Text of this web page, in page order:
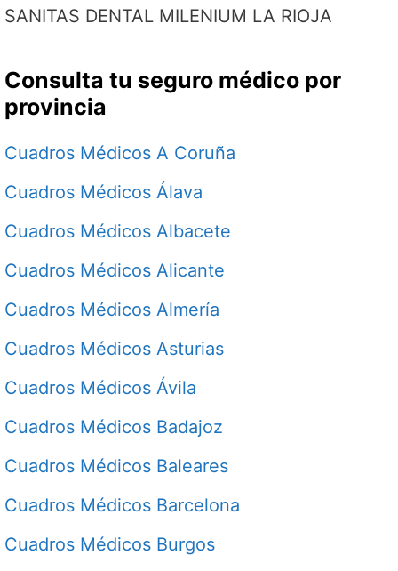
SANITAS DENTAL MILENIUM LA RIOJA
Consulta tu seguro médico por
provincia
Cuadros Médicos A Coruña
Cuadros Médicos Álava
Cuadros Médicos Albacete
Cuadros Médicos Alicante
Cuadros Médicos Almería
Cuadros Médicos Asturias
Cuadros Médicos Ávila
Cuadros Médicos Badajoz
Cuadros Médicos Baleares
Cuadros Médicos Barcelona
Cuadros Médicos Burgos